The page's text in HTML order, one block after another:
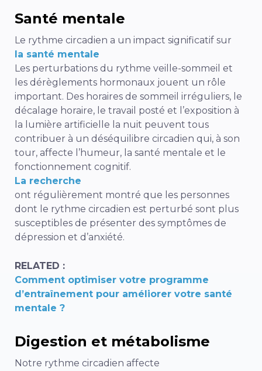
Santé mentale
Le rythme circadien a un impact significatif sur
la santé mentale
Les perturbations du rythme veille-sommeil et
les dérèglements hormonaux jouent un rôle
important. Des horaires de sommeil irréguliers, le
décalage horaire, le travail posté et l’exposition à
la lumière artificielle la nuit peuvent tous
contribuer à un déséquilibre circadien qui, à son
tour, affecte l’humeur, la santé mentale et le
fonctionnement cognitif.
La recherche
ont régulièrement montré que les personnes
dont le rythme circadien est perturbé sont plus
susceptibles de présenter des symptômes de
dépression et d’anxiété.
RELATED :
Comment optimiser votre programme
d’entraînement pour améliorer votre santé
mentale ?
Digestion et métabolisme
Notre rythme circadien affecte